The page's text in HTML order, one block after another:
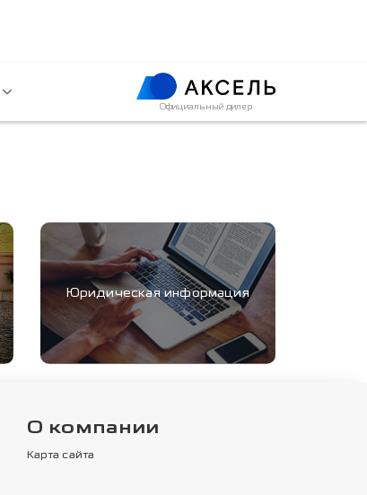
Официальный дилер
Юридическая информация
О компании
Карта сайта